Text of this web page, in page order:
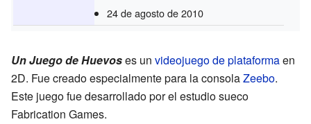
24 de agosto de 2010
Un Juego de Huevoses un videojuego de plataformaen
2D. Fue creado especialmente para la consolaZeebo.
Este juego fue desarrollado por el estudio sueco
Fabrication Games.